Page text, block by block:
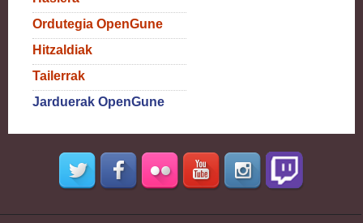
Ordutegia OpenGune
Hitzaldiak
Tailerrak
Jarduerak OpenGune